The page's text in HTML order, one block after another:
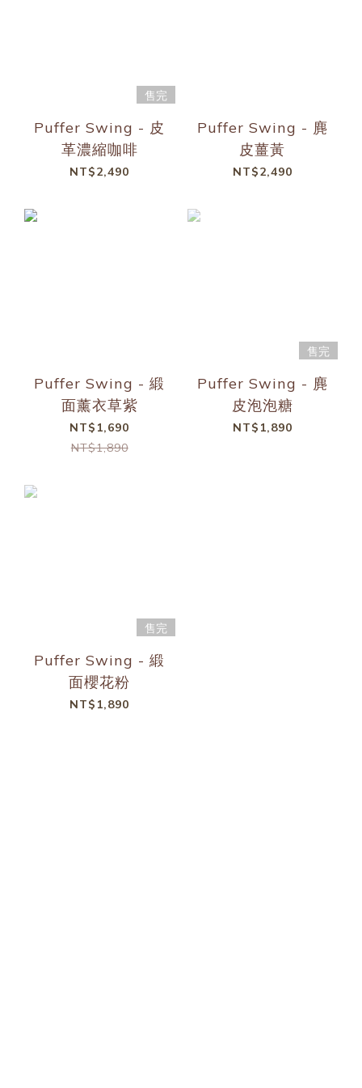
售完
Puffer Swing - 皮
革濃縮咖啡
NT$2,490
Puffer Swing - 麂
皮薑黃
NT$2,490
Puffer Swing - 緞
面薰衣草紫
NT$1,690
NT$1,890
售完
Puffer Swing - 麂
皮泡泡糖
NT$1,890
售完
Puffer Swing - 緞
面櫻花粉
NT$1,890